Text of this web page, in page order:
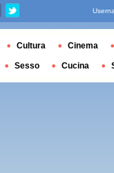
Cultura Cinema
Sesso Cucina